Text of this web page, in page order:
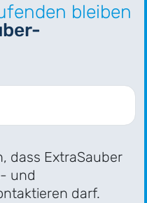
bleiben
dass ExtraSauber
und
darf.